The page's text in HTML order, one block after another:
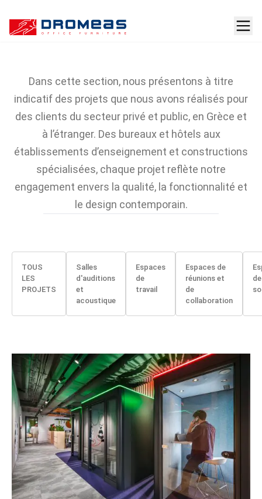
Projets avec équipement
Dans cette section, nous présentons à titre
indicatif des projets que nous avons réalisés pour
des clients du secteur privé et public, en Grèce et
à l’étranger. Des bureaux et hôtels aux
établissements d’enseignement et constructions
spécialisées, chaque projet reflète notre
engagement envers la qualité, la fonctionnalité et
le design contemporain.
TOUS
LES
PROJETS
Salles
d'auditions
et
acoustique
Espaces
de
travail
Espaces de
réunions et
de
collaboration
de